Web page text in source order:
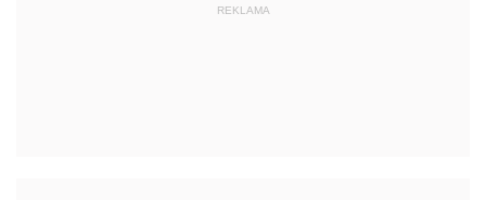
REKLAMA